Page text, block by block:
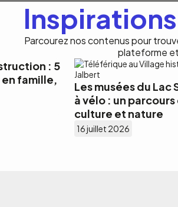
Parcourez nos contenus pour
plateforme
: 5
en famille,
Les musées du Lac
à vélo : un
culture et nature
16 juillet 2026